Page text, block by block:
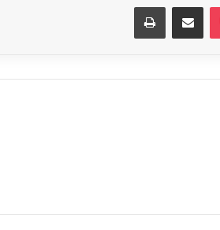
بوكيت مشاركة عبر البريد طباعة